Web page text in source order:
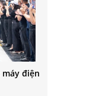
điện